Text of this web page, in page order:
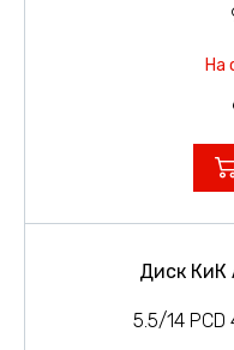
На
Диск КиК
5.5/14 PCD